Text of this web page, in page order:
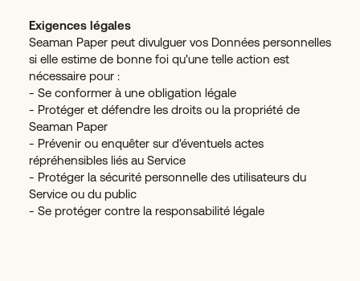
Exigences légales
Seaman Paper peut divulguer vos Données personnelles
si elle estime de bonne foi qu'une telle action est
nécessaire pour :
- Se conformer à une obligation légale
- Protéger et défendre les droits ou la propriété de
Seaman Paper
- Prévenir ou enquêter sur d'éventuels actes
répréhensibles liés au Service
- Protéger la sécurité personnelle des utilisateurs du
Service ou du public
- Se protéger contre la responsabilité légale